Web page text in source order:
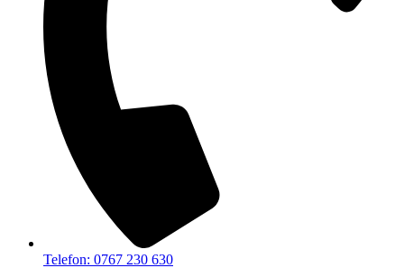
Telefon: 0767 230 630